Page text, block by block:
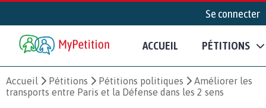
Se connecter
ACCUEIL PÉTITIONS
Accueil Pétitions Pétitions politiques
Améliorer les
transports entre Paris et la Défense dans les 2 sens